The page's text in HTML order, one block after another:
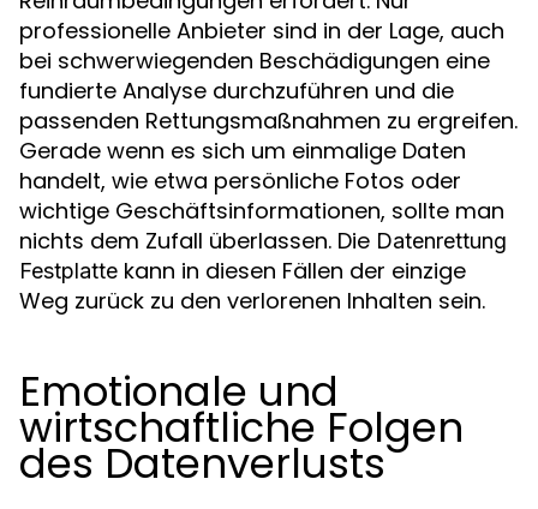
professionelle Anbieter sind in der Lage, auch
bei schwerwiegenden Beschädigungen eine
fundierte Analyse durchzuführen und die
passenden Rettungsmaßnahmen zu ergreifen.
Gerade wenn es sich um einmalige Daten
handelt, wie etwa persönliche Fotos oder
wichtige Geschäftsinformationen, sollte man
nichts dem Zufall überlassen. Die Datenrettung
Festplatte kann in diesen Fällen der einzige
Weg zurück zu den verlorenen Inhalten sein.
Emotionale und
wirtschaftliche Folgen
des Datenverlusts